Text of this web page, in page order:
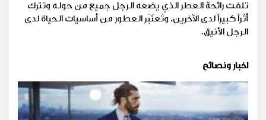
تلفت رائحة العطر الذي يضعه الرجل جميع من حوله وتترك
أثراً كبيراً لدى الآخرين. وتُعتَبَر العطور من أساسيات الحياة لدى
الرجل الأنيق.
اخبار ونصائح